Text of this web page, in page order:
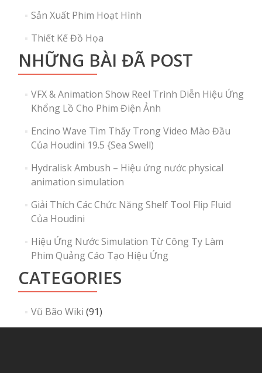
Sản Xuất Phim Hoạt Hình
Thiết Kế Đồ Họa
NHỮNG BÀI ĐÃ POST
VFX & Animation Show Reel Trình Diễn Hiệu Ứng
Khổng Lồ Cho Phim Điện Ảnh
Encino Wave Tìm Thấy Trong Video Mào Đầu
Của Houdini 19.5 {Sea Swell)
Hydralisk Ambush – Hiệu ứng nước physical
animation simulation
Giải Thích Các Chức Năng Shelf Tool Flip Fluid
Của Houdini
Hiệu Ứng Nước Simulation Từ Công Ty Làm
Phim Quảng Cáo Tạo Hiệu Ứng
CATEGORIES
Vũ Bão Wiki (91)